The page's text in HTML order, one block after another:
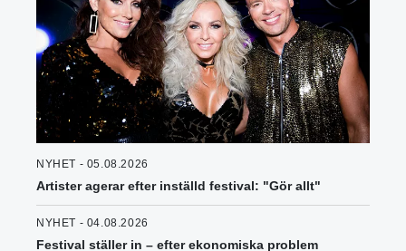
NYHET - 05.08.2026
Artister agerar efter inställd festival: "Gör allt"
NYHET - 04.08.2026
Festival ställer in – efter ekonomiska problem